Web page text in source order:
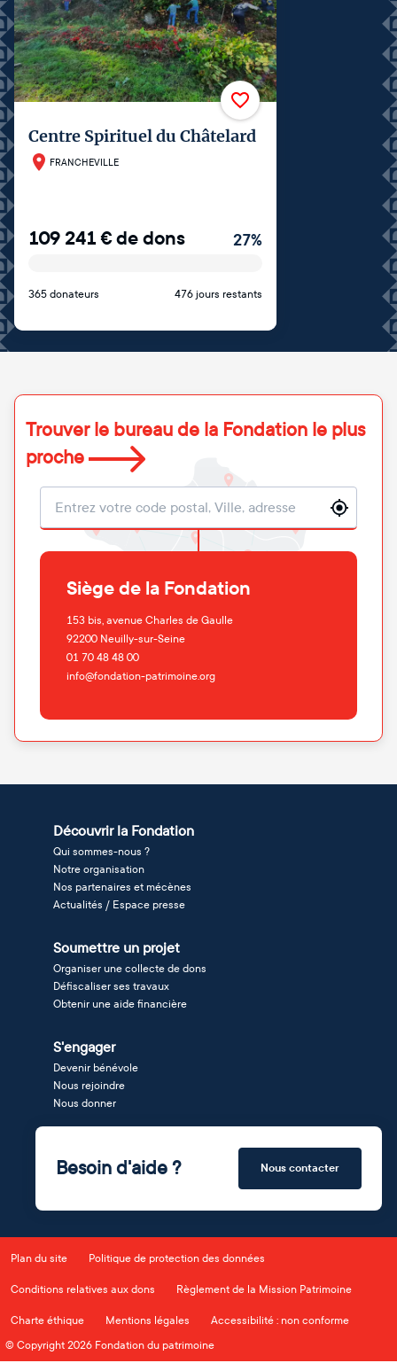
Centre Spirituel du Châtelard
FRANCHEVILLE
109 241€de dons 27%
365 donateurs 476 jours restants
Trouver le bureau de la Fondation le plus
proche
Localisation
Siège de la Fondation
153 bis, avenue Charles de Gaulle
92200 Neuilly-sur-Seine
01 70 48 48 00
info@fondation-patrimoine.org
Découvrir la Fondation
Qui sommes-nous ?
Notre organisation
Nos partenaires et mécènes
Actualités / Espace presse
Soumettre un projet
Organiser une collecte de dons
Défiscaliser ses travaux
Obtenir une aide financière
S'engager
Devenir bénévole
Nous rejoindre
Nous donner
Besoin d'aide ? Nous contacter
Plan du site Politique de protection des données
Conditions relatives aux dons Règlement de la Mission Patrimoine
Charte éthique Mentions légales
Accessibilité : non conforme
© Copyright 2026 Fondation du patrimoine